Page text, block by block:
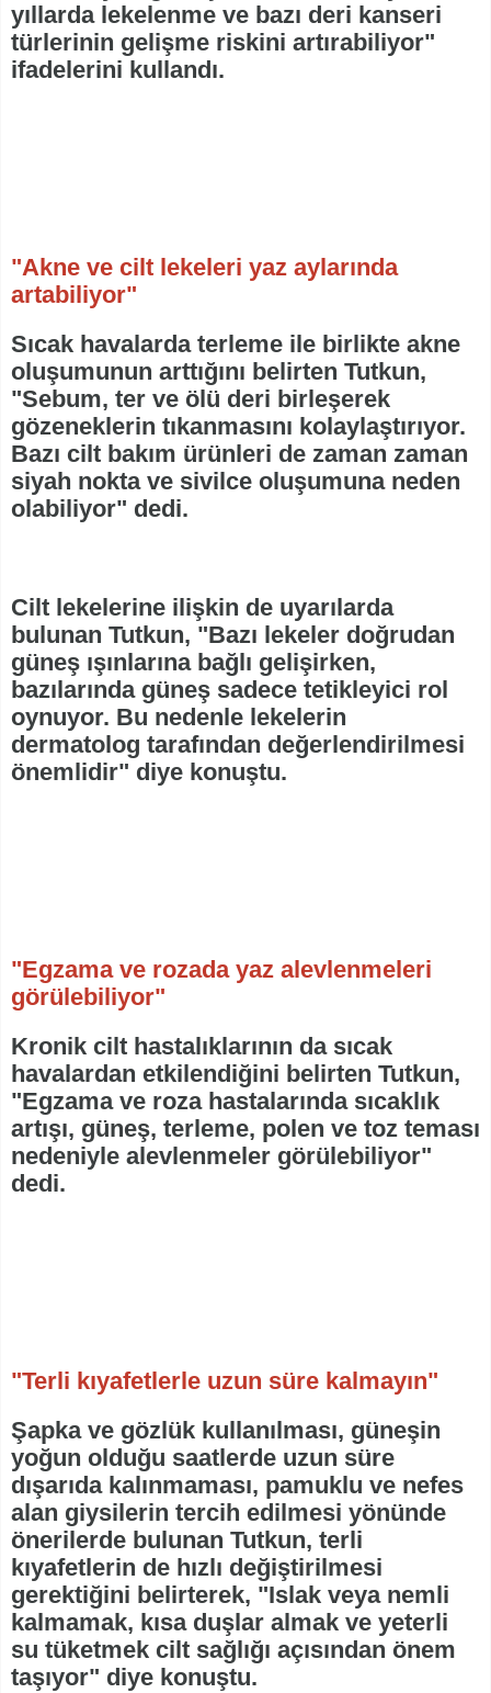
yıllarda lekelenme ve bazı deri kanseri
türlerinin gelişme riskini artırabiliyor"
ifadelerini kullandı.
"Akne ve cilt lekeleri yaz aylarında
artabiliyor"
Sıcak havalarda terleme ile birlikte akne
oluşumunun arttığını belirten Tutkun,
"Sebum, ter ve ölü deri birleşerek
gözeneklerin tıkanmasını kolaylaştırıyor.
Bazı cilt bakım ürünleri de zaman zaman
siyah nokta ve sivilce oluşumuna neden
olabiliyor" dedi.
Cilt lekelerine ilişkin de uyarılarda
bulunan Tutkun, "Bazı lekeler doğrudan
güneş ışınlarına bağlı gelişirken,
bazılarında güneş sadece tetikleyici rol
oynuyor. Bu nedenle lekelerin
dermatolog tarafından değerlendirilmesi
önemlidir" diye konuştu.
"Egzama ve rozada yaz alevlenmeleri
görülebiliyor"
Kronik cilt hastalıklarının da sıcak
havalardan etkilendiğini belirten Tutkun,
"Egzama ve roza hastalarında sıcaklık
artışı, güneş, terleme, polen ve toz teması
nedeniyle alevlenmeler görülebiliyor"
dedi.
"Terli kıyafetlerle uzun süre kalmayın"
Şapka ve gözlük kullanılması, güneşin
yoğun olduğu saatlerde uzun süre
dışarıda kalınmaması, pamuklu ve nefes
alan giysilerin tercih edilmesi yönünde
önerilerde bulunan Tutkun, terli
kıyafetlerin de hızlı değiştirilmesi
gerektiğini belirterek, "Islak veya nemli
kalmamak, kısa duşlar almak ve yeterli
su tüketmek cilt sağlığı açısından önem
taşıyor" diye konuştu.